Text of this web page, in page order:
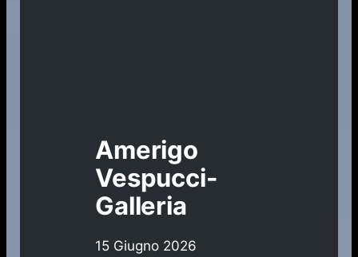
Amerigo
Vespucci-
Galleria
15 Giugno 2026